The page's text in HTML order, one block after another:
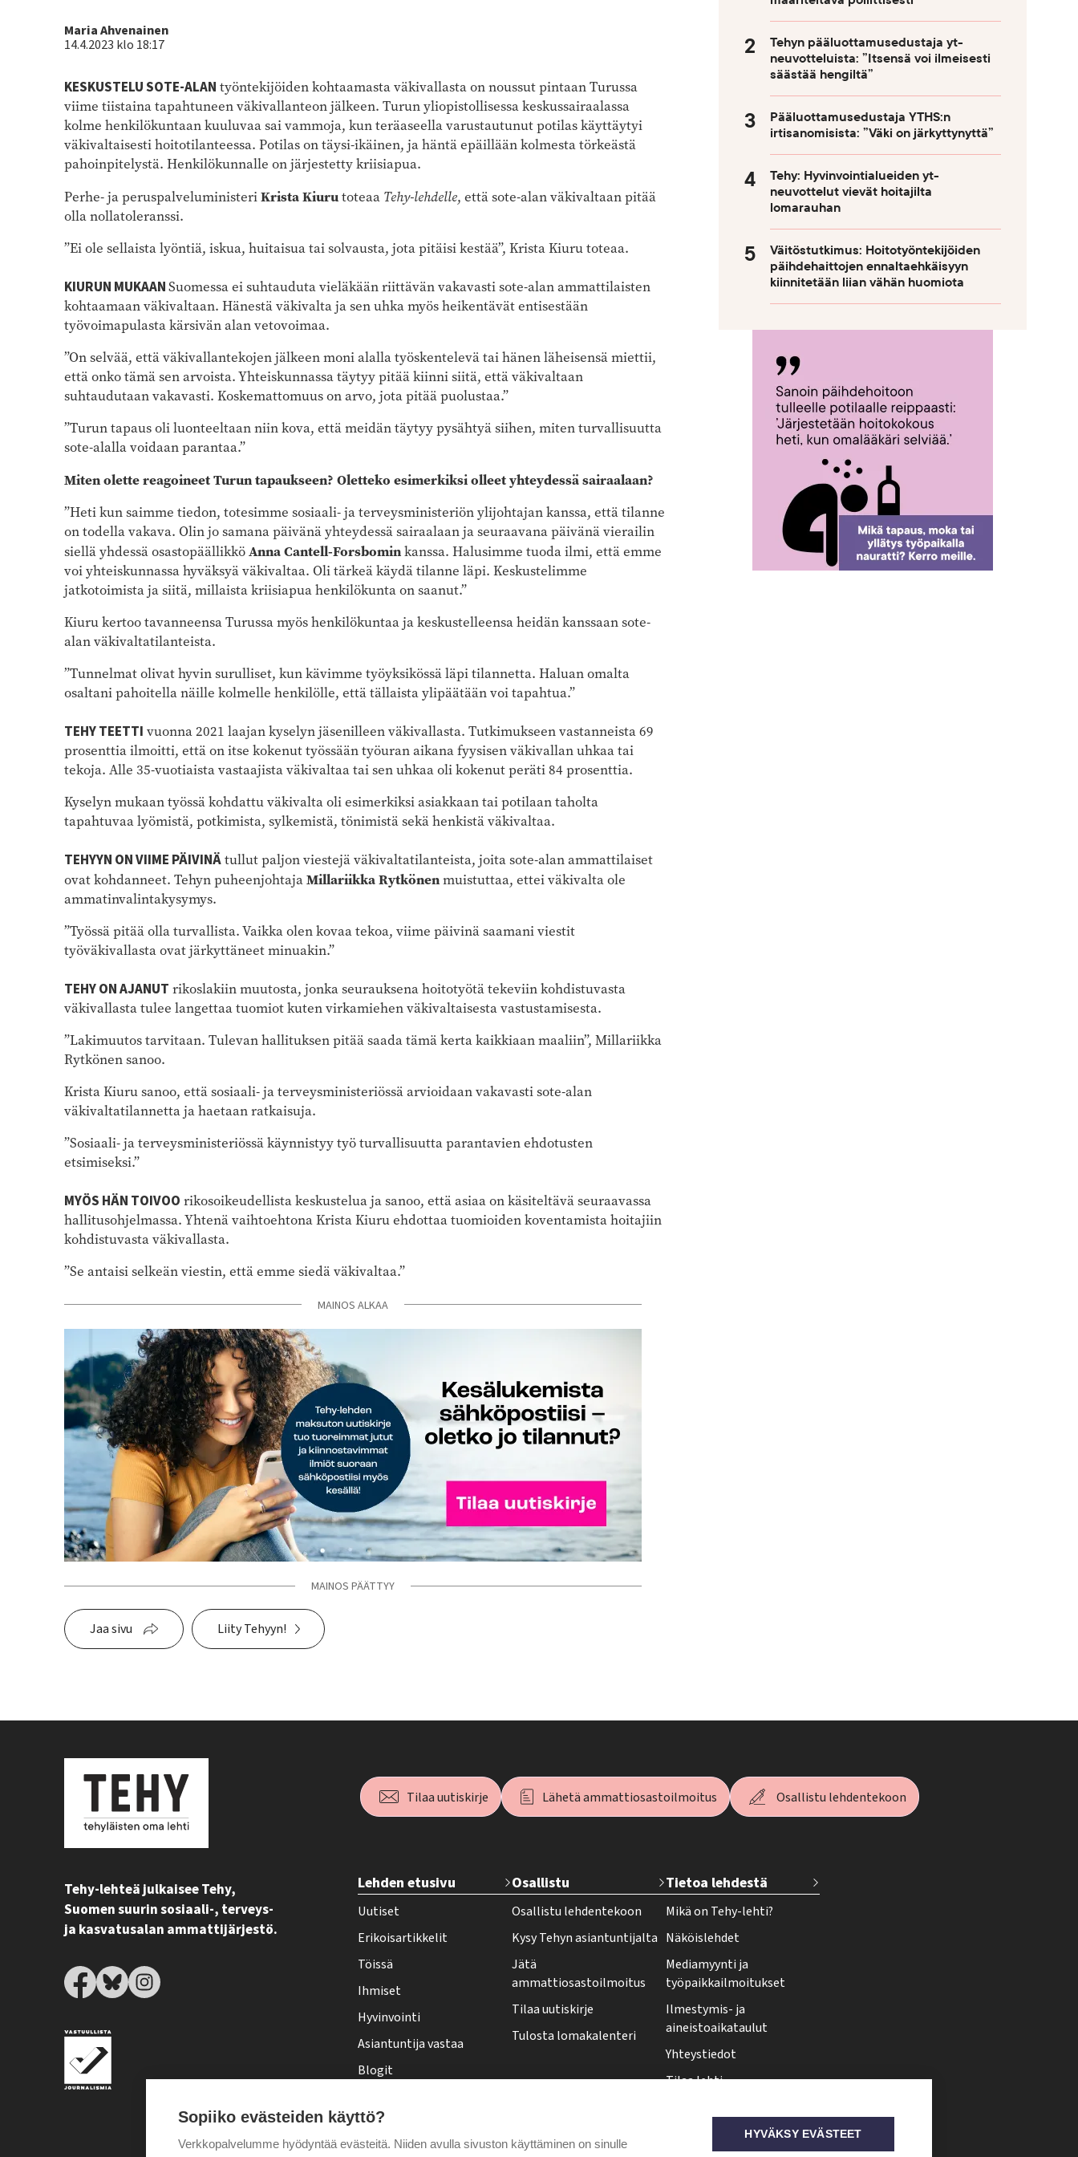
Kirjoittaja
Maria Ahvenainen
14.4.2023 klo 18:17
KESKUSTELU SOTE-ALAN työntekijöiden kohtaamasta väkivallasta on noussut pintaan Turussa
viime tiistaina tapahtuneen väkivallanteon jälkeen. Turun yliopistollisessa keskussairaalassa
kolme henkilökuntaan kuuluvaa sai vammoja, kun teräaseella varustautunut potilas käyttäytyi
väkivaltaisesti hoitotilanteessa. Potilas on täysi-ikäinen, ja häntä epäillään kolmesta törkeästä
pahoinpitelystä. Henkilökunnalle on järjestetty kriisiapua.
Perhe- ja peruspalveluministeriKrista Kiurutoteaa Tehy-lehdelle, että sote-alan väkivaltaan pitää
olla nollatoleranssi.
”Ei ole sellaista lyöntiä, iskua, huitaisua tai solvausta, jota pitäisi kestää”, Krista Kiuru toteaa.
KIURUN MUKAANSuomessa ei suhtauduta vieläkään riittävän vakavasti sote-alan ammattilaisten
kohtaamaan väkivaltaan. Hänestä väkivalta ja sen uhka myös heikentävät entisestään
työvoimapulasta kärsivän alan vetovoimaa.
”On selvää, että väkivallantekojen jälkeen moni alalla työskentelevä tai hänen läheisensä miettii,
että onko tämä sen arvoista. Yhteiskunnassa täytyy pitää kiinni siitä, että väkivaltaan
suhtaudutaan vakavasti. Koskemattomuus on arvo, jota pitää puolustaa.”
”Turun tapaus oli luonteeltaan niin kova, että meidän täytyy pysähtyä siihen, miten turvallisuutta
sote-alalla voidaan parantaa.”
Miten olette reagoineet Turun tapaukseen? Oletteko esimerkiksi olleet yhteydessä sairaalaan?
”Heti kun saimme tiedon, totesimme sosiaali- ja terveysministeriön ylijohtajan kanssa, että tilanne
on todella vakava. Olin jo samana päivänä yhteydessä sairaalaan ja seuraavana päivänä vierailin
siellä yhdessä osastopäällikköAnna Cantell-Forsbominkanssa. Halusimme tuoda ilmi, että emme
voi yhteiskunnassa hyväksyä väkivaltaa. Oli tärkeä käydä tilanne läpi. Keskustelimme
jatkotoimista ja siitä, millaista kriisiapua henkilökunta on saanut.”
Kiuru kertoo tavanneensa Turussa myös henkilökuntaa ja keskustelleensa heidän kanssaan sote-
alan väkivaltatilanteista.
”Tunnelmat olivat hyvin surulliset, kun kävimme työyksikössä läpi tilannetta. Haluan omalta
osaltani pahoitella näille kolmelle henkilölle, että tällaista ylipäätään voi tapahtua.”
TEHY TEETTI vuonna 2021 laajan kyselyn jäsenilleen väkivallasta. Tutkimukseen vastanneista 69
prosenttia ilmoitti, että on itse kokenut työssään työuran aikana fyysisen väkivallan uhkaa tai
tekoja. Alle 35-vuotiaista vastaajista väkivaltaa tai sen uhkaa oli kokenut peräti 84 prosenttia.
Kyselyn mukaan työssä kohdattu väkivalta oli esimerkiksi asiakkaan tai potilaan taholta
tapahtuvaa lyömistä, potkimista, sylkemistä, tönimistä sekä henkistä väkivaltaa.
TEHYYN ON VIIME PÄIVINÄtullut paljon viestejä väkivaltatilanteista, joita sote-alan ammattilaiset
ovat kohdanneet. Tehyn puheenjohtajaMillariikka Rytkönenmuistuttaa, ettei väkivalta ole
ammatinvalintakysymys.
”Työssä pitää olla turvallista. Vaikka olen kovaa tekoa, viime päivinä saamani viestit
työväkivallasta ovat järkyttäneet minuakin.”
TEHY ON AJANUT rikoslakiin muutosta, jonka seurauksena hoitotyötä tekeviin kohdistuvasta
väkivallasta tulee langettaa tuomiot kuten virkamiehen väkivaltaisesta vastustamisesta.
”Lakimuutos tarvitaan. Tulevan hallituksen pitää saada tämä kerta kaikkiaan maaliin”, Millariikka
Rytkönen sanoo.
Krista Kiuru sanoo, että sosiaali- ja terveysministeriössä arvioidaan vakavasti sote-alan
väkivaltatilannetta ja haetaan ratkaisuja.
”Sosiaali- ja terveysministeriössä käynnistyy työ turvallisuutta parantavien ehdotusten
etsimiseksi.”
MYÖS HÄN TOIVOO rikosoikeudellista keskustelua ja sanoo, että asiaa on käsiteltävä seuraavassa
hallitusohjelmassa. Yhtenä vaihtoehtona Krista Kiuru ehdottaa tuomioiden koventamista hoitajiin
kohdistuvasta väkivallasta.
”Se antaisi selkeän viestin, että emme siedä väkivaltaa.”
MAINOS ALKAA
MAINOS PÄÄTTYY
Jaa sivu Liity Tehyyn!
Tehyn pääluottamusedustaja yt-
neuvotteluista: ”Itsensä voi ilmeisesti
säästää hengiltä”
Pääluottamusedustaja YTHS:n
irtisanomisista: ”Väki on järkyttynyttä”
Tehy: Hyvinvointialueiden yt-
neuvottelut vievät hoitajilta
lomarauhan
Väitöstutkimus: Hoitotyöntekijöiden
päihdehaittojen ennaltaehkäisyyn
kiinnitetään liian vähän huomiota
Tehy-lehteä julkaisee Tehy,
Suomen suurin sosiaali-, terveys-
ja kasvatusalan ammattijärjestö.
Tilaa uutiskirje Lähetä ammattiosastoilmoitus Osallistu lehdentekoon
e
h
y
-
l
e
h
t
f
Lehden etusivu
Uutiset
Erikoisartikkelit
Töissä
Ihmiset
Hyvinvointi
Asiantuntija vastaa
Blogit
Pääkirjoitus
Puheenjohtajalta
Osallistu
Osallistu lehdentekoon
Kysy Tehyn asiantuntijalta
Jätä
ammattiosastoilmoitus
Tilaa uutiskirje
Tulosta lomakalenteri
Tietoa lehdestä
Mikä on Tehy-lehti?
Näköislehdet
Mediamyynti ja
työpaikkailmoitukset
Ilmestymis- ja
aineistoaikataulut
Yhteystiedot
Tilaa lehti
Tehy-lehti somessa
Sopiiko evästeiden käyttö?
Verkkopalvelumme hyödyntää evästeitä. Niiden avulla sivuston käyttäminen on sinulle
HYVÄKSY EVÄSTEET